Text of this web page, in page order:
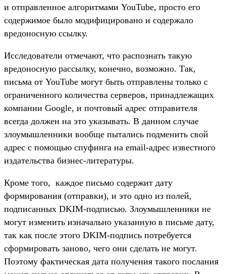
и отправленное алгоритмами YouTube, просто его
содержимое было модифицировано и содержало
вредоносную ссылку.
Исследователи отмечают, что распознать такую
вредоносную рассылку, конечно, возможно. Так,
письма от YouTube могут быть отправлены только с
ограниченного количества серверов, принадлежащих
компании Google, и почтовый адрес отправителя
всегда должен на это указывать. В данном случае
злоумышленники вообще пытались подменить свой
адрес с помощью спуфинга на email-адрес известного
издательства бизнес-литературы.
Кроме того, каждое письмо содержит дату
формирования (отправки), и это одно из полей,
подписанных DKIM-подписью. Злоумышленники не
могут изменить изначально указанную в письме дату,
так как после этого DKIM-подпись потребуется
сформировать заново, чего они сделать не могут.
Поэтому фактическая дата получения такого послания